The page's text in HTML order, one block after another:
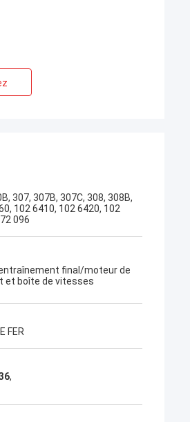
307, 307B, 307C, 308, 308B,
102 6410, 102 6420, 102
096
final/moteur de
et boîte de vitesses
FER
,